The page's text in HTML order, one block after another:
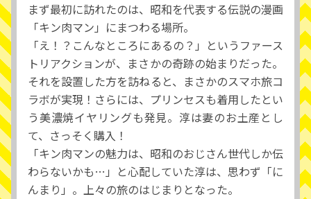
まず最初に訪れたのは、昭和を代表する伝説の漫画
「キン肉マン」にまつわる場所。
「え！？こんなところにあるの？」というファース
トリアクションが、まさかの奇跡の始まりだった。
それを設置した方を訪ねると、まさかのスマホ旅コ
ラボが実現！さらには、プリンセスも着用したとい
う美濃焼イヤリングも発見。淳は妻のお土産とし
て、さっそく購入！
「キン肉マンの魅力は、昭和のおじさん世代しか伝
わらないかも…」と心配していた淳は、思わず「に
んまり」。上々の旅のはじまりとなった。